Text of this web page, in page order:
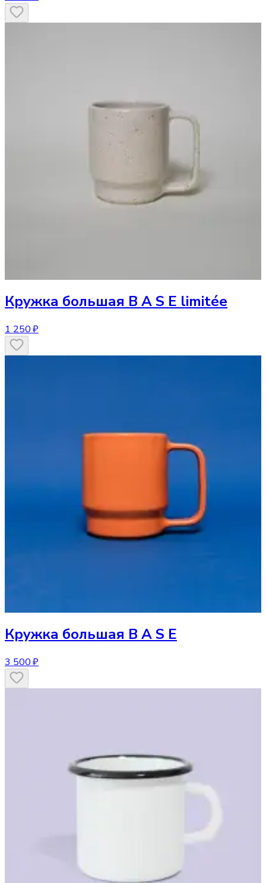
Кружка большая B A S E limitée
1 250 ₽
Кружка большая B A S E
3 500 ₽